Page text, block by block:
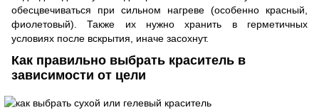
обесцвечиваться при сильном нагреве (особенно красный,
фиолетовый). Также их нужно хранить в герметичных
условиях после вскрытия, иначе засохнут.
Как правильно выбрать краситель в
зависимости от цели